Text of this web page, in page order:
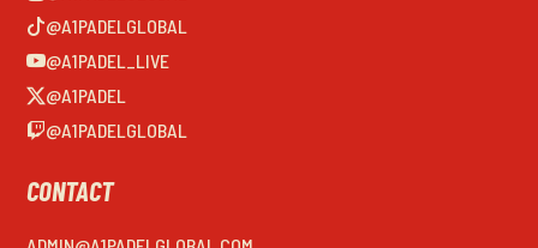
@A1PADELGLOBAL
@A1PADEL_LIVE
@A1PADEL
@A1PADELGLOBAL
CONTACT